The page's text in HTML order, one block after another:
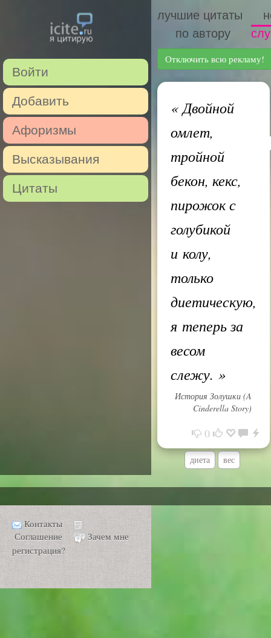
Войти
Добавить
Афоризмы
Высказывания
Цитаты
лучшие цитаты
по автору
Отключить всю рекламу!
«Двойной
омлет,
тройной
бекон, кекс,
пирожок с
голубикой
и колу,
только
диетическую,
я теперь за
весом
слежу. »
История Золушки (A
Cinderella Story)
0
диета вес
Контакты
Соглашение
Зачем мне
регистрация?